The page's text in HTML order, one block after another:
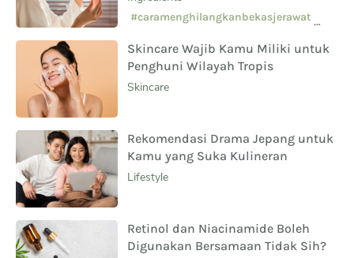
Sampingnya?
#caramenghilangkanbekasjerawat
#skincarepemula
Skincare Wajib Kamu Miliki untuk
Penghuni Wilayah Tropis
Skincare
Rekomendasi Drama Jepang untuk
Kamu yang Suka Kulineran
Lifestyle
Retinol dan Niacinamide Boleh
Digunakan Bersamaan Tidak Sih?